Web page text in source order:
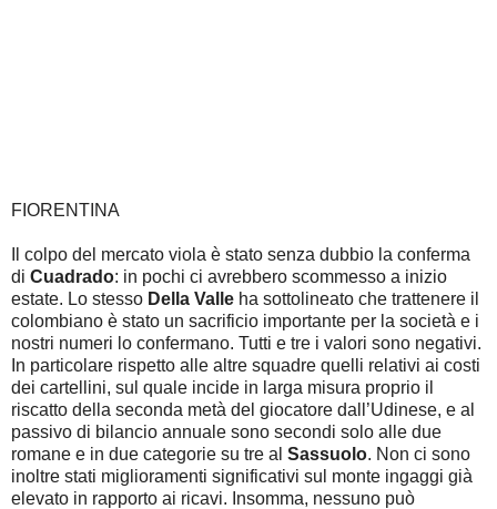
FIORENTINA
Il colpo del mercato viola è stato senza dubbio la conferma
di Cuadrado: in pochi ci avrebbero scommesso a inizio
estate. Lo stesso Della Valle ha sottolineato che trattenere il
colombiano è stato un sacrificio importante per la società e i
nostri numeri lo confermano. Tutti e tre i valori sono negativi.
In particolare rispetto alle altre squadre quelli relativi ai costi
dei cartellini, sul quale incide in larga misura proprio il
riscatto della seconda metà del giocatore dall’Udinese, e al
passivo di bilancio annuale sono secondi solo alle due
romane e in due categorie su tre al Sassuolo. Non ci sono
inoltre stati miglioramenti significativi sul monte ingaggi già
elevato in rapporto ai ricavi. Insomma, nessuno può